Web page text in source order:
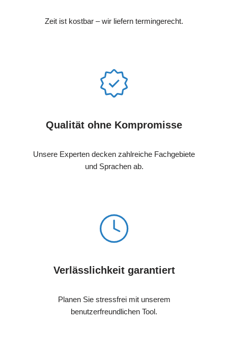
Zeit ist kostbar – wir liefern termingerecht.
Qualität ohne Kompromisse
Unsere Experten decken zahlreiche Fachgebiete
und Sprachen ab.
Verlässlichkeit garantiert
Planen Sie stressfrei mit unserem
benutzerfreundlichen Tool.